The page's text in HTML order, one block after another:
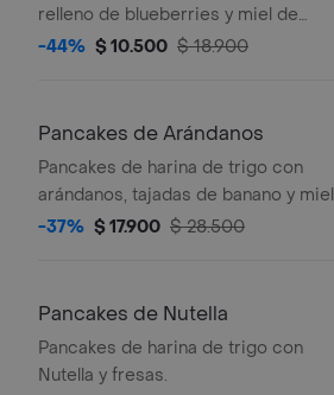
relleno de blueberries y miel de
maple.
-44% $ 10.500 $ 18.900
Pancakes de Arándanos
Pancakes de harina de trigo con
arándanos, tajadas de banano y miel
de maple.
-37% $ 17.900 $ 28.500
Pancakes de Nutella
Pancakes de harina de trigo con
Nutella y fresas.